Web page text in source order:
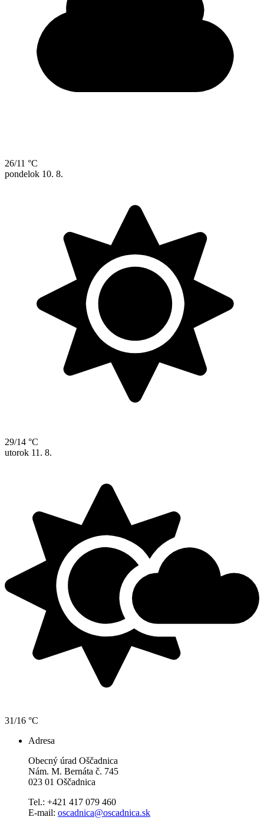
26/11 °C
pondelok 10. 8.
29/14 °C
utorok 11. 8.
31/16 °C
Adresa
Obecný úrad Oščadnica
Nám. M. Bernáta č. 745
023 01 Oščadnica
Tel.: +421 417 079 460
E-mail: oscadnica@oscadnica.sk